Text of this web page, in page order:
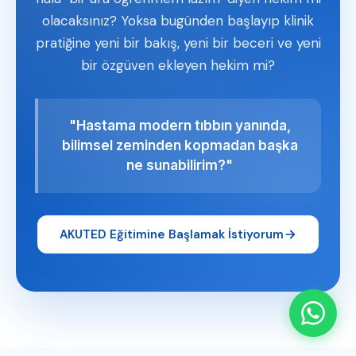
olacaksınız? Yoksa bugünden başlayıp klinik
pratiğine yeni bir bakış, yeni bir beceri ve yeni
bir özgüven ekleyen hekim mi?
"Hastama modern tıbbın yanında,
bilimsel zeminden kopmadan başka
ne sunabilirim?"
AKUTED Eğitimine Başlamak İstiyorum